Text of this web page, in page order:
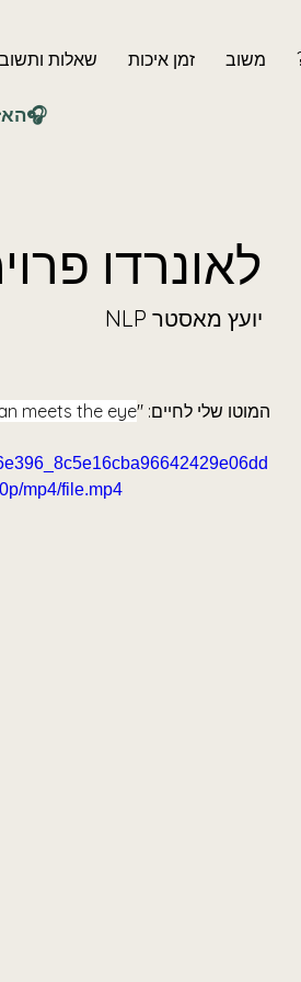
שאלות זמן איכות משוב
⭐האזינו לפרק השלישי🎧
לאונרדו
NLP יועץ מאסטר
המוטו שלי לחיים: "meets the eye"
mp4/file.mp4